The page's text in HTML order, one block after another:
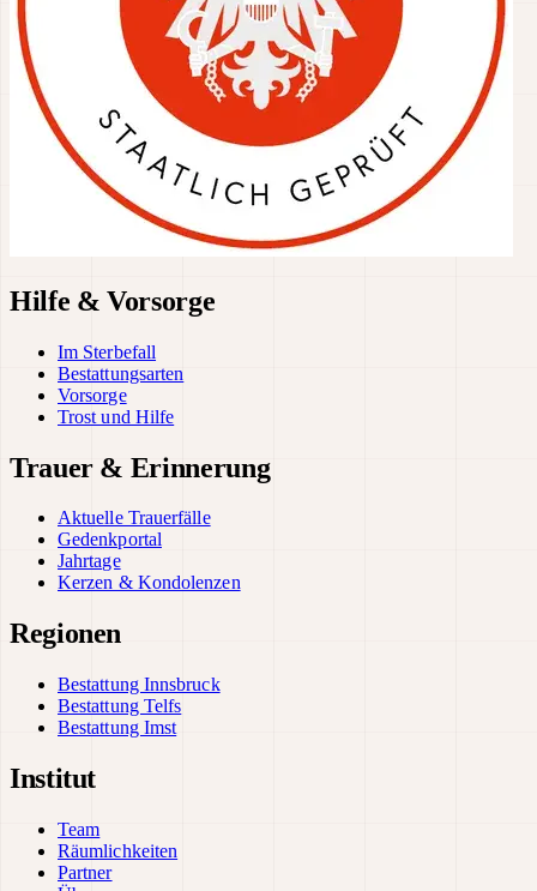
Hilfe & Vorsorge
Im Sterbefall
Bestattungsarten
Vorsorge
Trost und Hilfe
Trauer & Erinnerung
Aktuelle Trauerfälle
Gedenkportal
Jahrtage
Kerzen & Kondolenzen
Regionen
Bestattung Innsbruck
Bestattung Telfs
Bestattung Imst
Institut
Team
Räumlichkeiten
Partner